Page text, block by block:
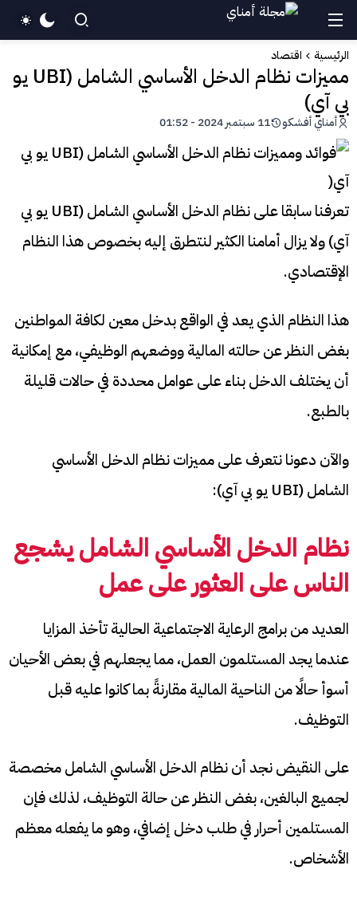
الرئيسية اقتصاد
مميزات نظام الدخل الأساسي الشامل (UBI يو
بي آي)
أمناي أفشكو 11 سبتمبر 2024 - 01:52
تعرفنا سابقا على نظام الدخل الأساسي الشامل (UBI يو بي
آي) ولا يزال أمامنا الكثير لنتطرق إليه بخصوص هذا النظام
الإقتصادي.
هذا النظام الذي يعد في الواقع بدخل معين لكافة المواطنين
بغض النظر عن حالته المالية ووضعهم الوظيفي، مع إمكانية
أن يختلف الدخل بناء على عوامل محددة في حالات قليلة
بالطبع.
والآن دعونا نتعرف على مميزات نظام الدخل الأساسي
الشامل (UBI يو بي آي):
نظام الدخل الأساسي الشامل يشجع
الناس على العثور على عمل
العديد من برامج الرعاية الاجتماعية الحالية تأخذ المزايا
عندما يجد المستلمون العمل، مما يجعلهم في بعض الأحيان
أسوأ حالًا من الناحية المالية مقارنةً بما كانوا عليه قبل
التوظيف.
على النقيض نجد أن نظام الدخل الأساسي الشامل مخصصة
لجميع البالغين، بغض النظر عن حالة التوظيف، لذلك فإن
المستلمين أحرار في طلب دخل إضافي، وهو ما يفعله معظم
الأشخاص.